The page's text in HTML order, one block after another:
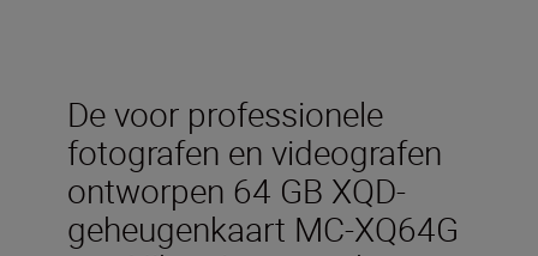
De voor professionele
fotografen en videografen
ontworpen 64 GB XQD-
geheugenkaart MC-XQ64G